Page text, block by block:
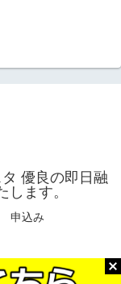
優良の即日融
ます。
申込み
良の即日融資ok 在籍